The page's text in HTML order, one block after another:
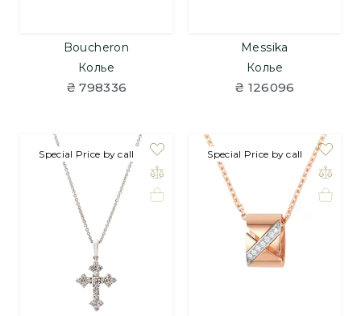
Boucheron
Колье
₴ 798336
Messika
Колье
₴ 126096
Special Price by call Special Price by call